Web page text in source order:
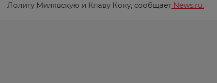
Лолиту Милявскую и Клаву Коку, сообщает News.ru.